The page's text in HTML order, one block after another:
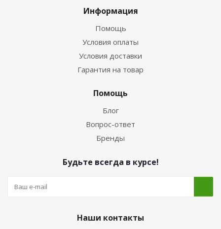
Информация
Помощь
Условия оплаты
Условия доставки
Гарантия на товар
Помощь
Блог
Вопрос-ответ
Бренды
Будьте всегда в курсе!
Наши контакты